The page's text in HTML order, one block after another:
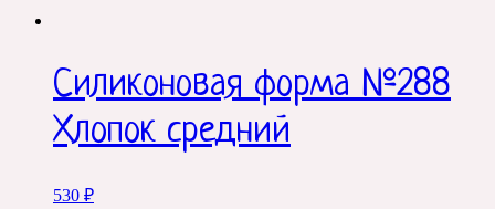
Силиконовая форма №288
Хлопок средний
530 ₽